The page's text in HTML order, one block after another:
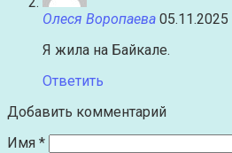
Олеся Воропаева 05.11.2025
Я жила на Байкале.
Ответить
Добавить комментарий
Имя *